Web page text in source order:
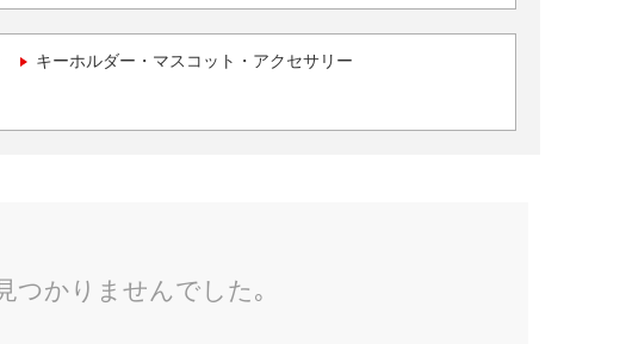
キーホルダー・マスコット・アクセサリー